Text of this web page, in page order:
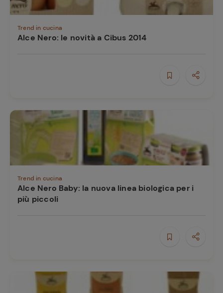
Trend in cucina
Alce Nero: le novità a Cibus 2014
Trend in cucina
Alce Nero Baby: la nuova linea biologica per i
più piccoli